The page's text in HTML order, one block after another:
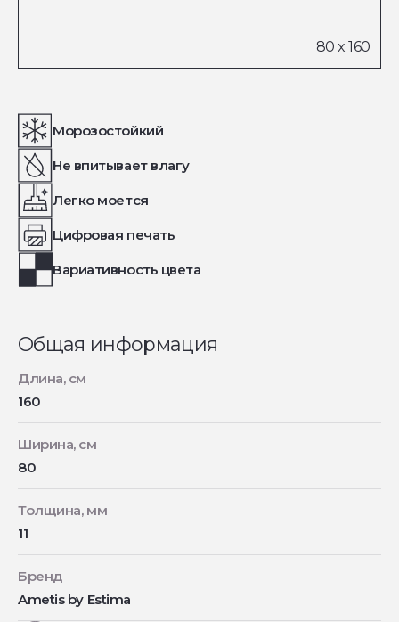
Морозостойкий
Не впитывает влагу
Легко моется
Цифровая печать
Вариативность цвета
Общая информация
Длина, см
160
Ширина, см
80
Толщина, мм
11
Бренд
Ametis by Estima